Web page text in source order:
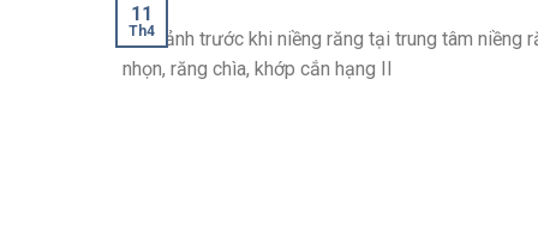
11
Th4
Hình ảnh trước khi niềng răng tại trung tâm
nhọn, răng chìa, khớp cắn hạng II